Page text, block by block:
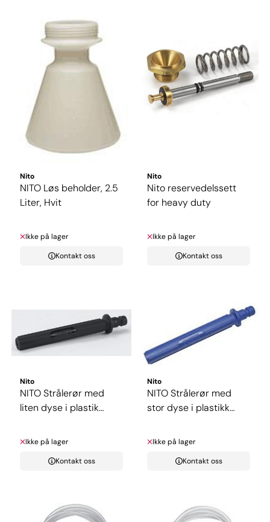
Nito
NITO Løs beholder, 2.5
Liter, Hvit
Ikke på lager
Kontakt oss
Nito
Nito reservedelssett
for heavy duty
Ikke på lager
Kontakt oss
Nito
NITO Strålerør med
liten dyse i plastik
Ikke på lager
Kontakt oss
Nito
NITO Strålerør med
stor dyse i plastikk
Ikke på lager
Kontakt oss